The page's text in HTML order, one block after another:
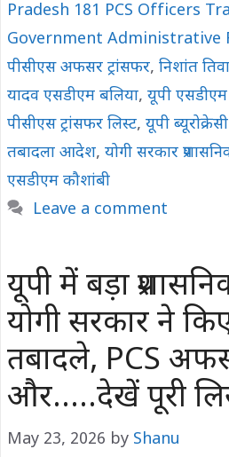
Pradesh 181 PCS Officers
Government Administrative
पीसीएस अफसर ट्रांसफर, निशांत
यादव एसडीएम बलिया, यूपी
पीसीएस ट्रांसफर लिस्ट, यूपी
तबादला आदेश, योगी सरकार
एसडीएम कौशांबी
Leave a comment
यूपी में बड़ा
योगी सरकार ने
तबादले, PCS
और…..देखें पूरी
May 23, 2026 by Shanu